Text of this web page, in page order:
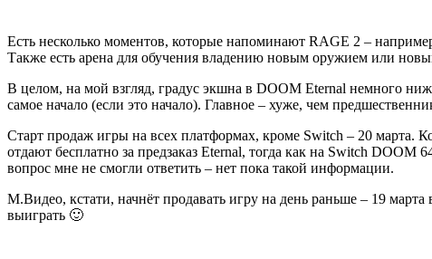
Есть несколько моментов, которые напоминают RAGE 2 –
Также есть арена для обучения владению новым оружием или
В целом, на мой взгляд, градус экшна в DOOM Eternal немного
самое начало (если это начало). Главное – хуже, чем
Старт продаж игры на всех платформах, кроме Switch – 20 марта.
отдают бесплатно за предзаказ Eternal, тогда как на Switch
вопрос мне не смогли ответить – нет пока такой информации.
М.Видео, кстати, начнёт продавать игру на день раньше – 19
выиграть 🙂